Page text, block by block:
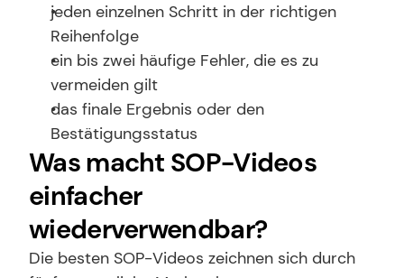
jeden einzelnen Schritt in der richtigen
Reihenfolge
ein bis zwei häufige Fehler, die es zu
vermeiden gilt
das finale Ergebnis oder den
Bestätigungsstatus
Was macht SOP-Videos
einfacher
wiederverwendbar?
Die besten SOP-Videos zeichnen sich durch